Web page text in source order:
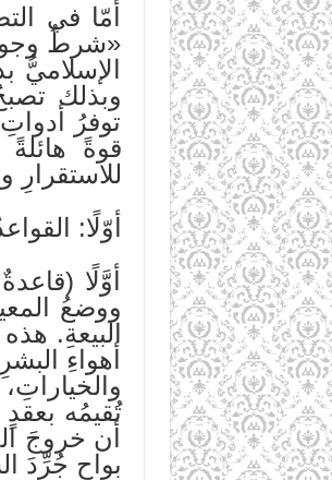
أمّا في
«شرطُ وجودٍ
الإسلاميُّ
وبذلك
توفرُ
قوةً
للاستقرارِ
أوّلًا:
أوَّلًا
ووضعُ
البيعةِ.
أهواءِ
تُقيمُه
أن خروجَ
بواحٍ جُرِّدَ